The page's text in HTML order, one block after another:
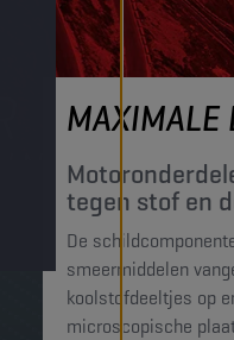
MAXIMALE
tegen stof en
De
smeermiddelen
koolstofdeeltjes op
microscopische